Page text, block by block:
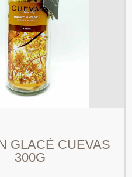
GLACÉ CUEVAS
300G